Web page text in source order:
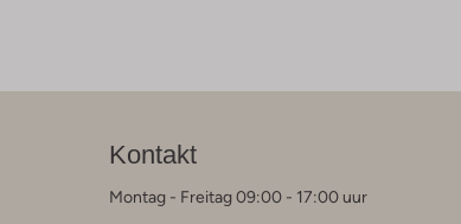
Kontakt
Montag - Freitag 09:00 - 17:00 uur